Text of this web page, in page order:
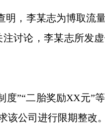
明，李某志为博取流
讨论，李某志所发
”“二胎奖励XX元”
公司进行限期整改。